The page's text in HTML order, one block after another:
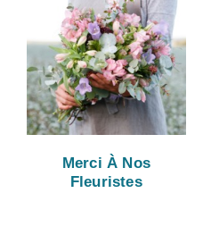
Merci À Nos
Fleuristes